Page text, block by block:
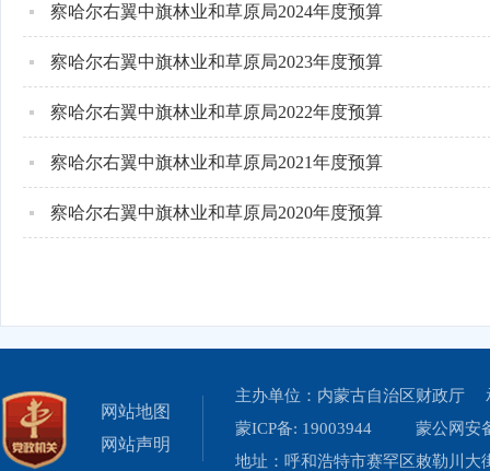
察哈尔右翼中旗林业和草原局2024年度预算
察哈尔右翼中旗林业和草原局2023年度预算
察哈尔右翼中旗林业和草原局2022年度预算
察哈尔右翼中旗林业和草原局2021年度预算
察哈尔右翼中旗林业和草原局2020年度预算
网站地图
网站声明
主办单位：内蒙古自治区财政厅
蒙ICP备: 19003944
蒙公网安
地址：呼和浩特市赛罕区敕勒川